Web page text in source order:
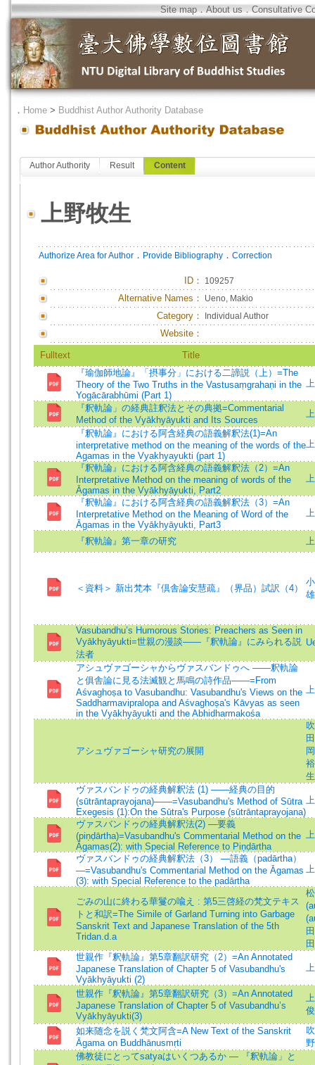
Site map．About us．Consultative
． Home > Buddhist Author Authority Database
Author Authority Result Content
上野牧生
Authorize Area for Author ． Provide Bibliography ． Correction
ID ： 109257
Alternative Names： Ueno, Makio
Category： Individual Author
Website：
Fulltext
Title
『瑜伽師地論』「摂事分」における二諦説（上）=The
Theory of the Two Truths in the Vastusaṃgrahaṇi in the
Yogācārabhūmi (Part 1)
『釈軌論」の経典註釈法とその典拠=Commentarial
Method of the Vyākhyāyukti and Its Sources
『釈軌論』における阿含経典の語義解釈法(1)=An
interpretative method on the meaning of the words of the
Agamas in the Vyakhyayukti (part 1)
『釈軌論』における阿含経典の語義解釈法（2）=An
Interpretative Method on the meaning of words of the
Āgamas in the Vyākhyāyukti, Part2
『釈軌論』における阿含経典の語義解釈法（3）=An
Interpretative Method on the Meaning of Word of the
Āgamas in the Vyākhyāyukti, Part3
『釈軌論』第一章の研究
＜資料＞ 新出梵本『倶舎論安慧疏』（界品）試訳（4）
雄
Vasubandhu’s Humorous Stories: Preachers as Seen in
Vyākhyāyukti=世親の漫談――『釈軌論』にみられる説
法者
アシュヴァゴーシャからヴァスバンドゥへ ——釈軌論
と俱舎論に見る法滅観と馬鳴の詩作品——=From
Aśvaghoṣa to Vasubandhu: Vasubandhu's Views on the
Saddharmavipralopa and Aśvaghoṣa's Kāvyas as seen
in the Vyākhyāyukti and the Abhidharmakośa
アシュヴァゴーシャ研究の展開
ヴァスバンドゥの経典解釈法 (1) ——経典の目的
(sūtrāntaprayojana)——=Vasubandhu's Method of Sūtra
Exegesis (1):On the Sūtra's Purpose (sūtrāntaprayojana)
ヴァスバンドゥの経典解釈法(2) ―要義
(piṇḍārtha)=Vasubandhu's Commentarial Method on the
Āgamas(2): with Special Reference to Piṇḍārtha
ヴァスバンドゥの経典解釈法（3） ―語義（padārtha）
―=Vasubandhu's Commentarial Method on the Āgamas
(3): with Special Reference to the padārtha
ごみの山に終わる華鬘の喩え : 第5三啓経の梵文テキス
トと和訳=The Simile of Garland Turning into Garbage
Sanskrit Text and Japanese Translation of the 5th
Tridan.d.a
世親作『釈軌論』第5章翻訳研究（2）=An Annotated
Japanese Translation of Chapter 5 of Vasubandhu's
Vyākhyāyukti (2)
世親作『釈軌論』第5章翻訳研究（3）=An Annotated
Japanese Translation of Chapter 5 of Vasubandhu’s
Vyākhyāyukti(3)
如来随念を説く梵文阿含=A New Text of the Sanskrit
Āgama on Buddhānusmṛti
佛教徒にとってsatyaはいくつあるか ― 『釈軌論」と